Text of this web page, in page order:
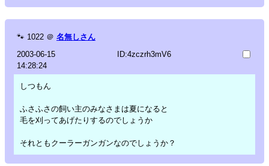
🐾 1022 ＠ 名無しさん
2003-06-15
14:28:24
ID:4zczrh3mV6
しつもん
ふさふさの飼い主のみなさまは夏になると
毛を刈ってあげたりするのでしょうか
それともクーラーガンガンなのでしょうか？